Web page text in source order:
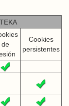
de
Cookies
persistentes